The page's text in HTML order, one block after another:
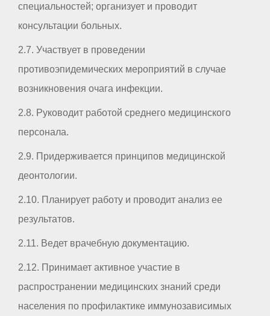
специальностей; организует и проводит
консультации больных.
2.7. Участвует в проведении
противоэпидемических мероприятий в случае
возникновения очага инфекции.
2.8. Руководит работой среднего медицинского
персонала.
2.9. Придерживается принципов медицинской
деонтологии.
2.10. Планирует работу и проводит анализ ее
результатов.
2.11. Ведет врачебную документацию.
2.12. Принимает активное участие в
распространении медицинских знаний среди
населения по профилактике иммунозависимых